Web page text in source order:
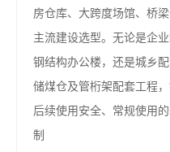
房仓库、大跨度场馆、桥
主流建设选型。无论是企
钢结构办公楼，还是城乡
储煤仓及管桁架配套工程
后续使用安全、常规使用
制